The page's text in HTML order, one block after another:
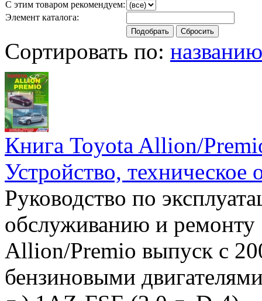
С этим товаром рекомендуем:
Элемент каталога:
Сортировать по: названию
Книга Toyota Allion/
Устройство,
Руководство по
обслуживанию и
Allion/Premio выпуск с
бензиновыми